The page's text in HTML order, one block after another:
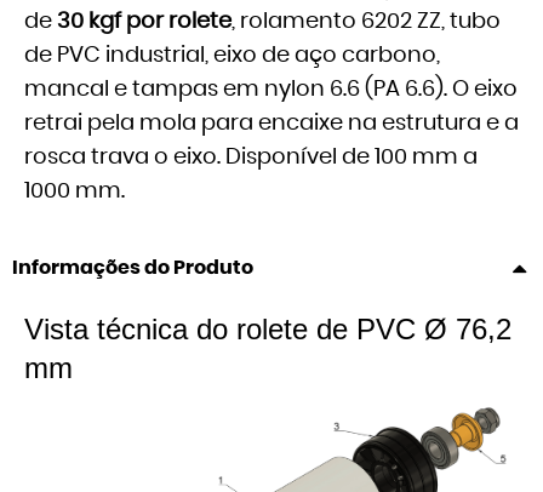
de 30 kgf por rolete, rolamento 6202 ZZ, tubo
de PVC industrial, eixo de aço carbono,
mancal e tampas em nylon 6.6 (PA 6.6). O eixo
retrai pela mola para encaixe na estrutura e a
rosca trava o eixo. Disponível de 100 mm a
1000 mm.
Informações do Produto
Vista técnica do rolete de PVC Ø 76,2
mm